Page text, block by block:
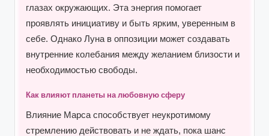
глазах окружающих. Эта энергия помогает
проявлять инициативу и быть ярким, уверенным в
себе. Однако Луна в оппозиции может создавать
внутренние колебания между желанием близости и
необходимостью свободы.
Как влияют планеты на любовную сферу
Влияние Марса способствует неукротимому
стремлению действовать и не ждать, пока шанс